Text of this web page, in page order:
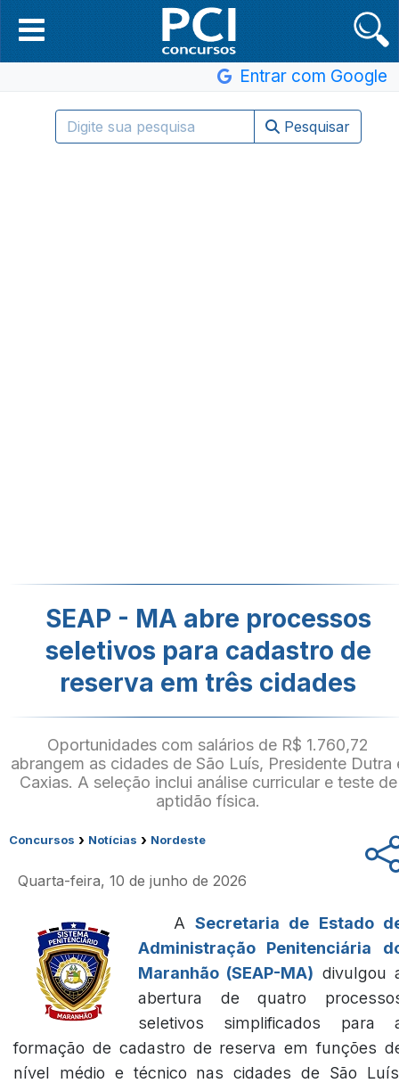
Entrar com Google
Pesquisar
SEAP - MA abre processos
seletivos para cadastro de
reserva em três cidades
Oportunidades com salários de R$ 1.760,72
abrangem as cidades de São Luís, Presidente Dutra
Caxias. A seleção inclui análise curricular e teste de
aptidão física.
Concursos › Notícias › Nordeste
Quarta-feira, 10 de junho de 2026
ASecretaria de Estado
Administração Penitenciária
Maranhão (SEAP-MA) divulgou
abertura de quatro
seletivos simplificados para
formação de cadastro de reserva em funções
nível médio e técnico nas cidades de São